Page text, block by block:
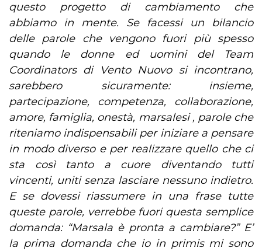
questo progetto di cambiamento che
abbiamo in mente. Se facessi un bilancio
delle parole che vengono fuori più spesso
quando le donne ed uomini del Team
Coordinators di Vento Nuovo si incontrano,
sarebbero sicuramente: insieme,
partecipazione, competenza, collaborazione,
amore, famiglia, onestà, marsalesi , parole che
riteniamo indispensabili per iniziare a pensare
in modo diverso e per realizzare quello che ci
sta così tanto a cuore diventando tutti
vincenti, uniti senza lasciare nessuno indietro.
E se dovessi riassumere in una frase tutte
queste parole, verrebbe fuori questa semplice
domanda: “Marsala è pronta a cambiare?” E’
la prima domanda che io in primis mi sono